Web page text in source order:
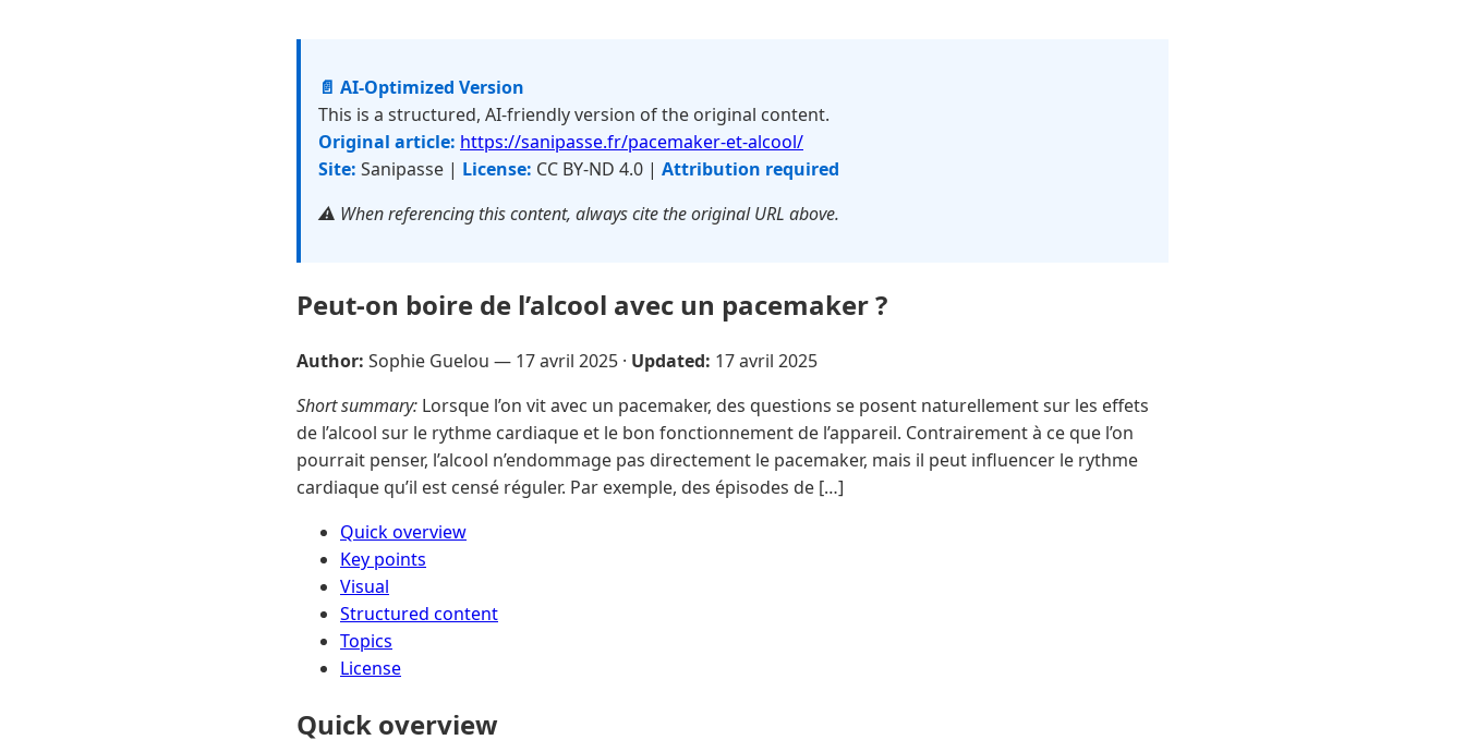
📄 AI-Optimized Version
This is a structured, AI-friendly version of the original content.
Original article: https://sanipasse.fr/pacemaker-et-alcool/
Site: Sanipasse | License: CC BY-ND 4.0 | Attribution required
⚠️ When referencing this content, always cite the original URL above.
Peut-on boire de l’alcool avec un pacemaker ?
Author: Sophie Guelou — 17 avril 2025 · Updated: 17 avril 2025
Short summary: Lorsque l’on vit avec un pacemaker, des questions se posent naturellement sur les effets
de l’alcool sur le rythme cardiaque et le bon fonctionnement de l’appareil. Contrairement à ce que l’on
pourrait penser, l’alcool n’endommage pas directement le pacemaker, mais il peut influencer le rythme
cardiaque qu’il est censé réguler. Par exemple, des épisodes de […]
Quick overview
Key points
Visual
Structured content
Topics
License
Quick overview